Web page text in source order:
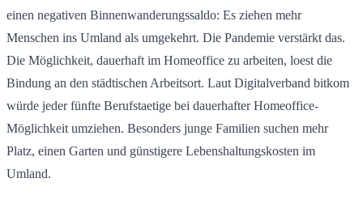
einen negativen Binnenwanderungssaldo: Es ziehen mehr
Menschen ins Umland als umgekehrt. Die Pandemie verstärkt das.
Die Möglichkeit, dauerhaft im Homeoffice zu arbeiten, loest die
Bindung an den städtischen Arbeitsort. Laut Digitalverband bitkom
würde jeder fünfte Berufstaetige bei dauerhafter Homeoffice-
Möglichkeit umziehen. Besonders junge Familien suchen mehr
Platz, einen Garten und günstigere Lebenshaltungskosten im
Umland.